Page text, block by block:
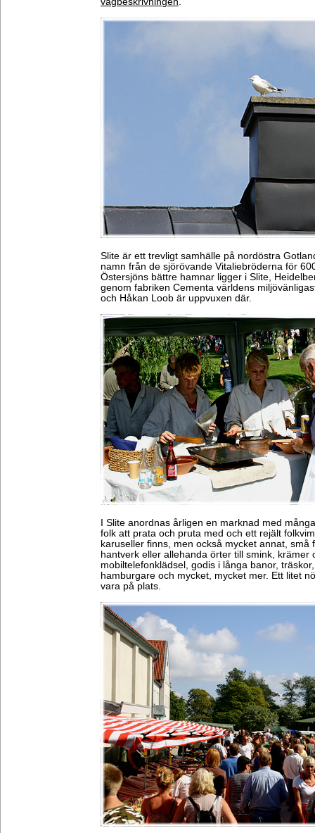
Slite är ett trevligt samhälle på nordöstra
namn från de sjörövande Vitaliebröderna för
Östersjöns bättre hamnar ligger i Slite,
genom fabriken Cementa världens
och Håkan Loob är uppvuxen där.
I Slite anordnas årligen en marknad med
folk att prata och pruta med och ett rejält
karuseller finns, men också mycket annat, små
hantverk eller allehanda örter till smink, krämer
mobiltelefonklädsel, godis i långa banor,
hamburgare och mycket, mycket mer. Ett litet
vara på plats.